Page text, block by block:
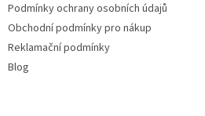
Podmínky ochrany osobních údajů
Obchodní podmínky pro nákup
Reklamační podmínky
Blog